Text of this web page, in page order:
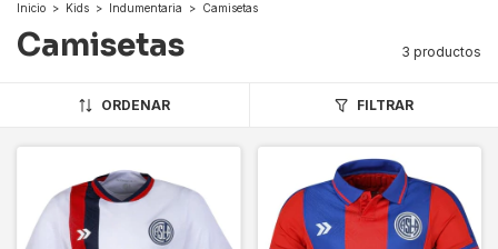
Inicio > Kids > Indumentaria > Camisetas
Camisetas 3 productos
ORDENAR FILTRAR